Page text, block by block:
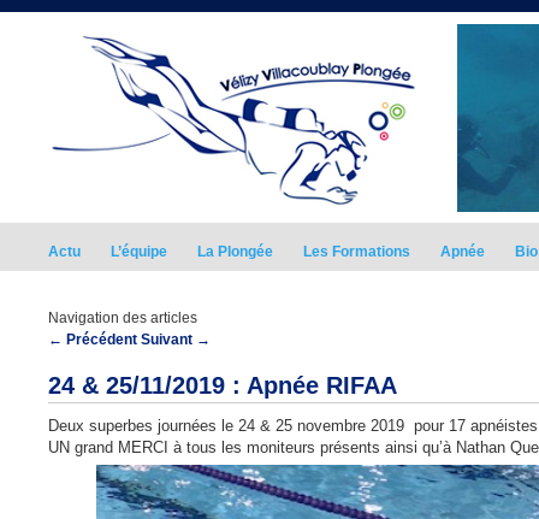
Actu L’équipe La Plongée Les Formations Apnée Bio
Navigation des articles
← Précédent Suivant →
24 & 25/11/2019 : Apnée RIFAA
Deux superbes journées le 24 & 25 novembre 2019 pour 17
UN grand MERCI à tous les moniteurs présents ainsi qu’à Nathan